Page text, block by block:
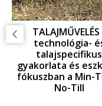
Talajlazítás -
technológia- és
talajspecifikus
megközelítés